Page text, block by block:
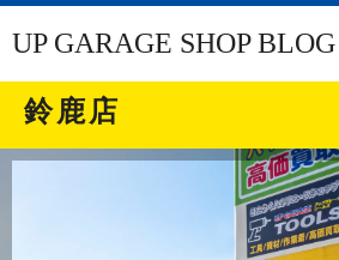
UP GARAGE SHOP BLOG
鈴鹿店